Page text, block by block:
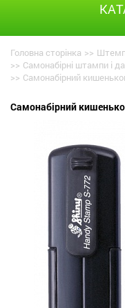
Головна сторінка >>
>> Самонабірні штампи і
>> Самонабірний
Самонабірний